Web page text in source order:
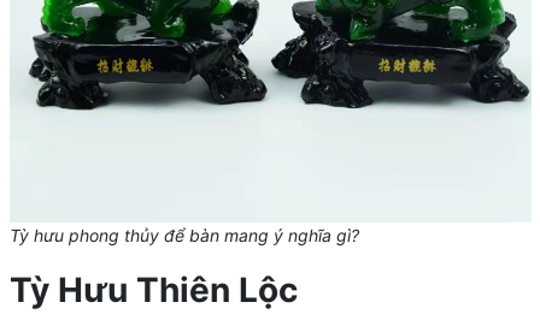
Tỳ hưu phong thủy để bàn mang ý nghĩa gì?
Tỳ Hưu Thiên Lộc